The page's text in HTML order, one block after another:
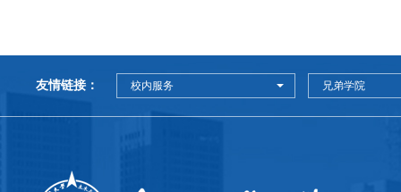
友情链接： 校内服务 兄弟学院